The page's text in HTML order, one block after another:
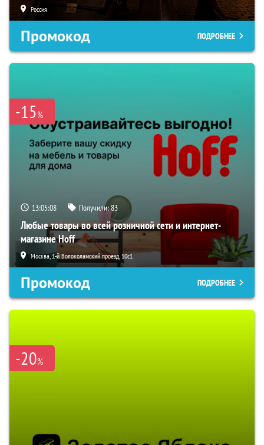
Россия
Промокод ПОДРОБНЕЕ
-15%
13:05:07 Получили:83
Любые товары во всей розничной сети и интернет-
магазине Hoff
Москва, 1-й Волоколамский проезд, 10с1
Промокод ПОДРОБНЕЕ
-20%